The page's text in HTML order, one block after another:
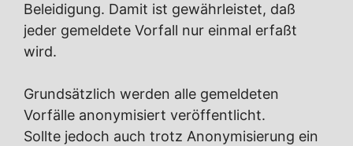
Beleidigung. Damit ist gewährleistet, daß
jeder gemeldete Vorfall nur einmal erfaßt
wird.
Grundsätzlich werden alle gemeldeten
Vorfälle anonymisiert veröffentlicht.
Sollte jedoch auch trotz Anonymisierung ein